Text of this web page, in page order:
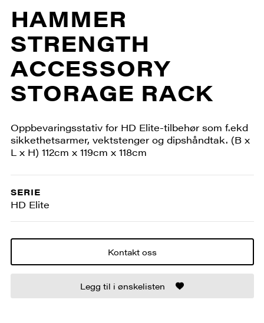
HAMMER
STRENGTH
ACCESSORY
STORAGE RACK
Oppbevaringsstativ for HD Elite-tilbehør som f.ekd
sikkethetsarmer, vektstenger og dipshåndtak. (B x
L x H) 112cm x 119cm x 118cm
SERIE
HD Elite
Kontakt oss
Legg til i ønskelisten